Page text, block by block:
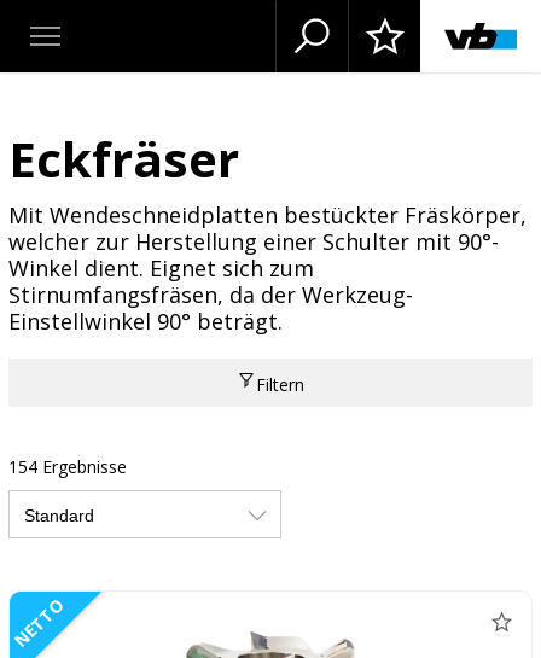
Eckfräser
Mit Wendeschneidplatten bestückter Fräskörper,
welcher zur Herstellung einer Schulter mit 90°-
Winkel dient. Eignet sich zum
Stirnumfangsfräsen, da der Werkzeug-
Einstellwinkel 90° beträgt.
Filtern
154 Ergebnisse
NETTO